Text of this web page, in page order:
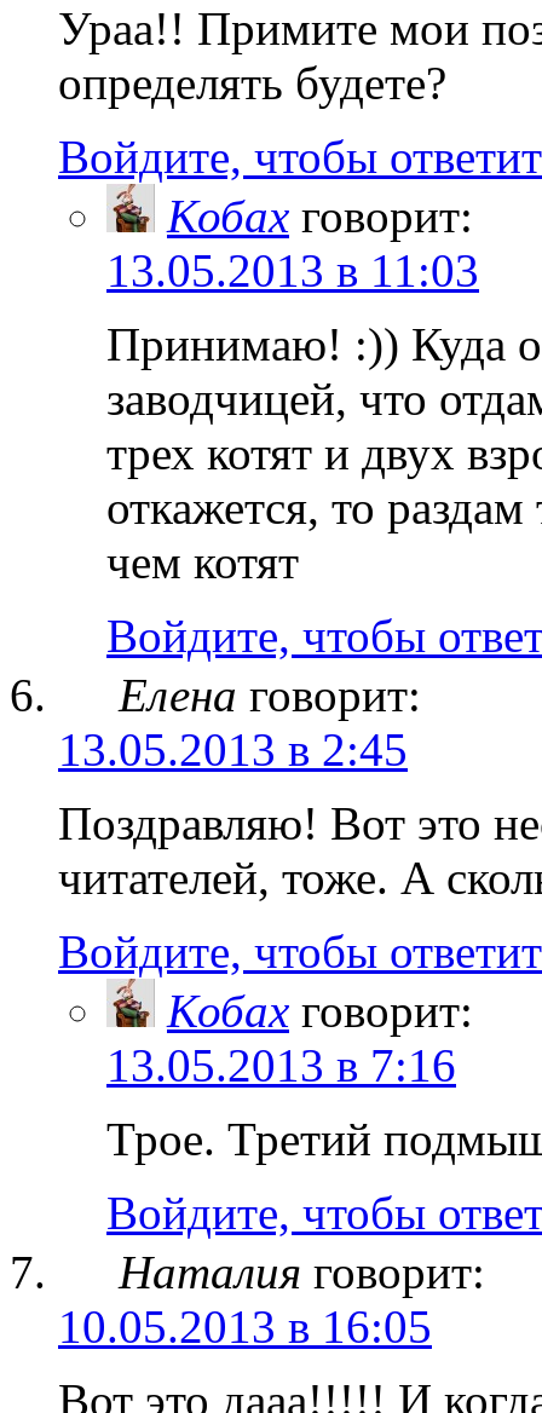
Ураа!! Примите мои
определять будете?
Войдите, чтобы
Кобах говорит:
13.05.2013 в 11:03
Принимаю! :)) Куда
заводчицей, что
трех котят и двух
откажется, то
чем котят
Войдите, чтобы
Елена говорит:
13.05.2013 в 2:45
Поздравляю! Вот это
читателей, тоже. А
Войдите, чтобы
Кобах говорит:
13.05.2013 в 7:16
Трое. Третий
Войдите, чтобы
Наталия говорит:
10.05.2013 в 16:05
Вот это дааа!!!!! И